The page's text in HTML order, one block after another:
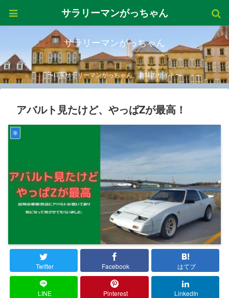
サラリーマンがっちゃん
〜IT系サラリーマンがっちゃん、趣味のサイト〜
アバルト見たけど、やっぱZが最高！
車
Twitter Facebook はてブ
LINE Pinterest LinkedIn
サラリーマンがっちゃん